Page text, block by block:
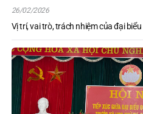
26/02/2026
Vị trí, vai trò, trách nhiệm của đại